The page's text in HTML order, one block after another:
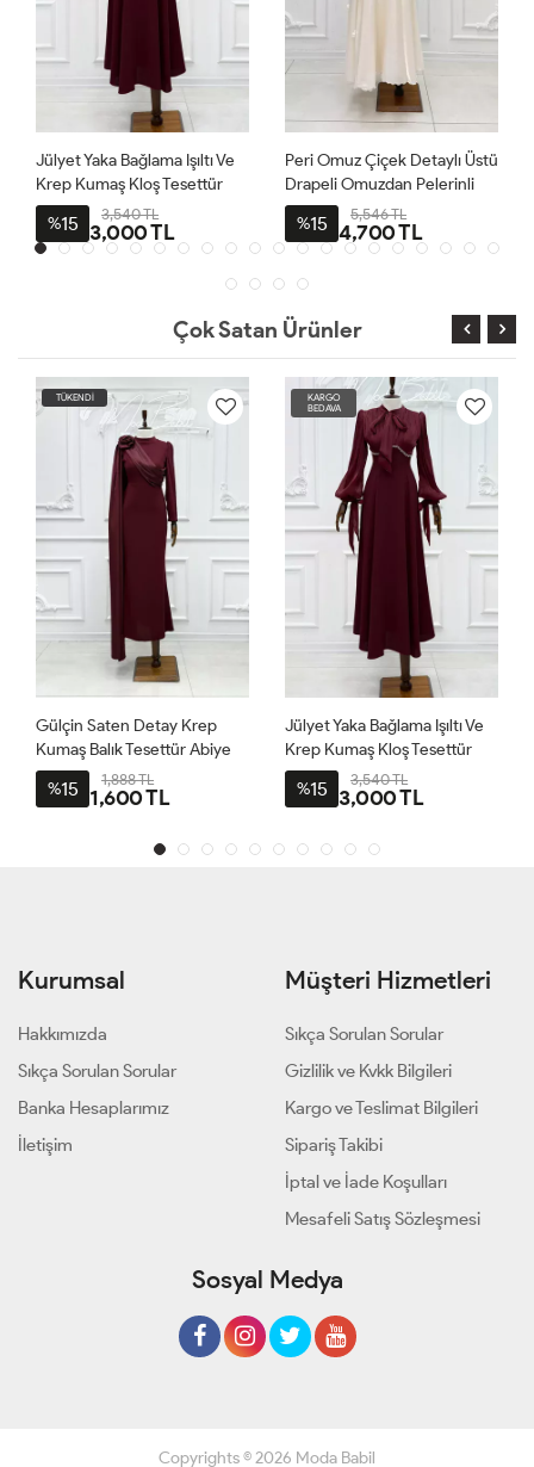
Jülyet Yaka Bağlama Işıltı Ve
Krep Kumaş Kloş Tesettür
Abiye Bordo
%15 3,540 TL
3,000 TL
Peri Omuz Çiçek Detaylı Üstü
Drapeli Omuzdan Pelerinli
Organze Kumaş Tesettür
Prenses Abiye Ekru
%15 5,546 TL
4,700 TL
Çok Satan Ürünler
TÜKENDİ
Gülçin Saten Detay Krep
Kumaş Balık Tesettür Abiye
Bordo
%15 1,888 TL
1,600 TL
KARGO
BEDAVA
Jülyet Yaka Bağlama Işıltı Ve
Krep Kumaş Kloş Tesettür
Abiye Bordo
%15 3,540 TL
3,000 TL
Kurumsal
Hakkımızda
Sıkça Sorulan Sorular
Banka Hesaplarımız
İletişim
Müşteri Hizmetleri
Sıkça Sorulan Sorular
Gizlilik ve Kvkk Bilgileri
Kargo ve Teslimat Bilgileri
Sipariş Takibi
İptal ve İade Koşulları
Mesafeli Satış Sözleşmesi
Sosyal Medya
Copyrights © 2026 Moda Babil